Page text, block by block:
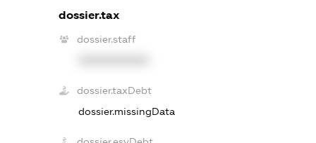
dossier.tax
dossier.staff
dossier.taxDebt
dossier.missingData